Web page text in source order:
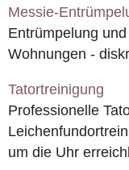
Messie-
Entrümpelung
Wohnungen -
Tatortreinigung
Professionelle
um die Uhr